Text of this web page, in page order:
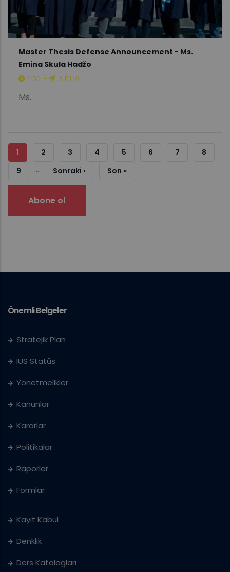
Master Thesis Defense Announcement - Ms.
Emina Skula Hadžo
11:00 - A F.1.10
Ms.
Şu
An
Kullanılan
Sayfa
1 Sayfa
2 Sayfa
3 Sayfa
4 Sayfa
5 Sayfa
6 Sayfa
7 Sayfa
8
Sayfa
9 …
Sonraki
Sayfa
Sonraki ›
Son
Son »
Abone ol
Önemli Belgeler
Stratejik Plan
IUS Statüs
Yönetmelikler
Kanunlar
Kararlar
Politikalar
Raporlar
Formlar
Kayıt Kabul
Denklik
Ders Katalogları